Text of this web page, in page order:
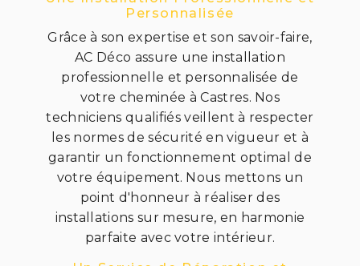
Personnalisée
Grâce à son expertise et son savoir-faire,
AC Déco assure une installation
professionnelle et personnalisée de
votre cheminée à Castres. Nos
techniciens qualifiés veillent à respecter
les normes de sécurité en vigueur et à
garantir un fonctionnement optimal de
votre équipement. Nous mettons un
point d'honneur à réaliser des
installations sur mesure, en harmonie
parfaite avec votre intérieur.